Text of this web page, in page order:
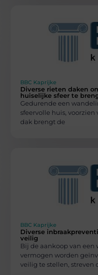
BBC Kaprijke
Diverse rieten daken
huiselijke sfeer te
Gedurende een
sfeervolle huis,
dak brengt de
BBC Kaprijke
Diverse
veilig
Bij de aankoop van een
vermogen worden
veilig te stellen, streven